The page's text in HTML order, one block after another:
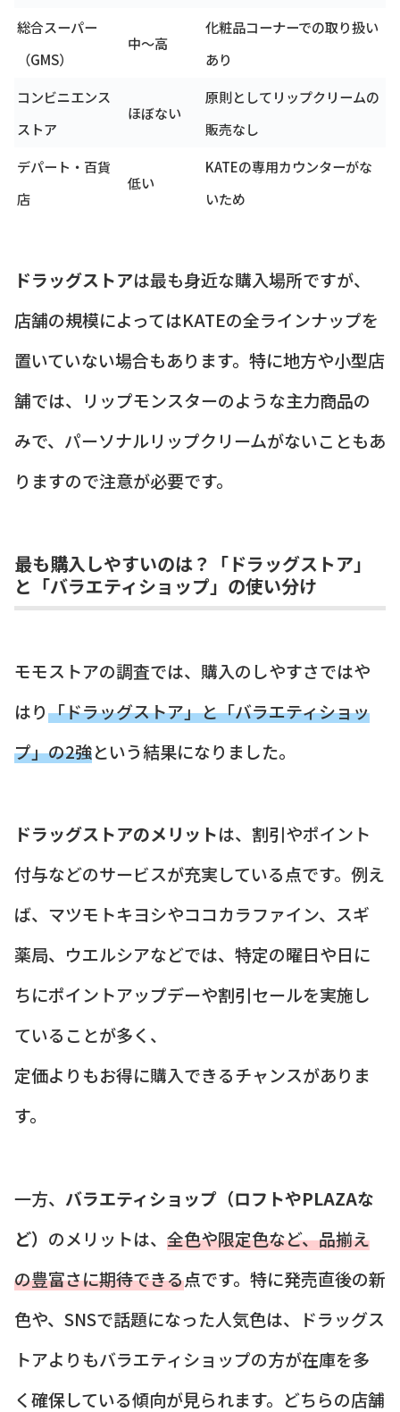
総合スーパー
（GMS）
中～高
化粧品コーナーでの取り扱い
あり
コンビニエンス
ストア
ほぼない
原則としてリップクリームの
販売なし
デパート・百貨
店
低い
KATEの専用カウンターがな
いため
ドラッグストアは最も身近な購入場所ですが、
店舗の規模によってはKATEの全ラインナップを
置いていない場合もあります。特に地方や小型店
舗では、リップモンスターのような主力商品の
みで、パーソナルリップクリームがないこともあ
りますので注意が必要です。
最も購入しやすいのは？「ドラッグストア」
と「バラエティショップ」の使い分け
モモストアの調査では、購入のしやすさではや
はり「ドラッグストア」と「バラエティショッ
プ」の2強という結果になりました。
ドラッグストアのメリットは、割引やポイント
付与などのサービスが充実している点です。例え
ば、マツモトキヨシやココカラファイン、スギ
薬局、ウエルシアなどでは、特定の曜日や日に
ちにポイントアップデーや割引セールを実施し
ていることが多く、
定価よりもお得に購入できるチャンスがありま
す。
一方、 バラエティショップ（ロフトやPLAZAな
ど） のメリットは、 全色や限定色など、品揃え
の豊富さに期待できる点です。特に発売直後の新
色や、SNSで話題になった人気色は、ドラッグス
トアよりもバラエティショップの方が在庫を多
く確保している傾向が見られます。どちらの店舗